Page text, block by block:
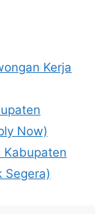
Kerja
Now)
Kabupaten
Segera)